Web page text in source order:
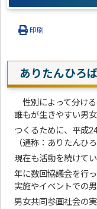
印刷
ありたんひろ
性別によって分ける
誰もが生きやすい男
つくるために、平成
（通称：ありたんひ
現在も活動を続けてい
年に数回協議会を行
実施やイベントでの
男女共同参画社会の